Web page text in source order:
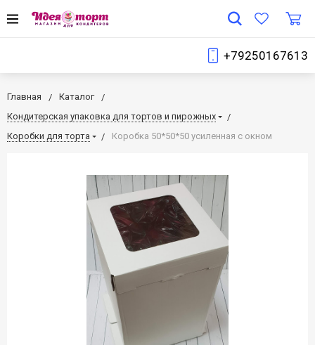
+79250167613
Главная
Каталог
Кондитерская упаковка для тортов и пирожных
Коробки для торта
Коробка 50*50*50 усиленная с окном